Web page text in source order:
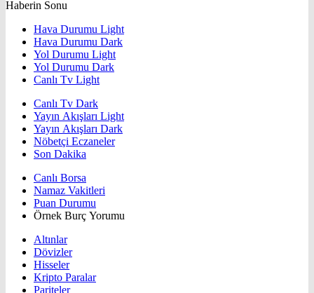
Haberin Sonu
Hava Durumu Light
Hava Durumu Dark
Yol Durumu Light
Yol Durumu Dark
Canlı Tv Light
Canlı Tv Dark
Yayın Akışları Light
Yayın Akışları Dark
Nöbetçi Eczaneler
Son Dakika
Canlı Borsa
Namaz Vakitleri
Puan Durumu
Örnek Burç Yorumu
Altınlar
Dövizler
Hisseler
Kripto Paralar
Pariteler